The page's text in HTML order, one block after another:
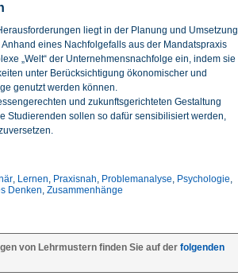
liegt in der Planung und Umsetzung
eines Nachfolgefalls aus der Mandatspraxis
„Welt“ der Unternehmensnachfolge ein, indem sie
unter Berücksichtigung ökonomischer und
genutzt werden können.
und zukunftsgerichteten Gestaltung
Studierenden sollen so dafür sensibilisiert werden,
, Lernen, Praxisnah, Problemanalyse, Psychologie,
Denken, Zusammenhänge
von Lehrmustern finden Sie auf der folgenden